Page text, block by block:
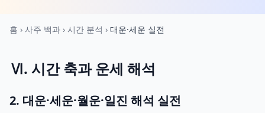
홈 › 사주 백과 › 시간 분석 › 대운·세운 실전
Ⅵ. 시간 축과 운세 해석
2. 대운·세운·월운·일진 해석 실전